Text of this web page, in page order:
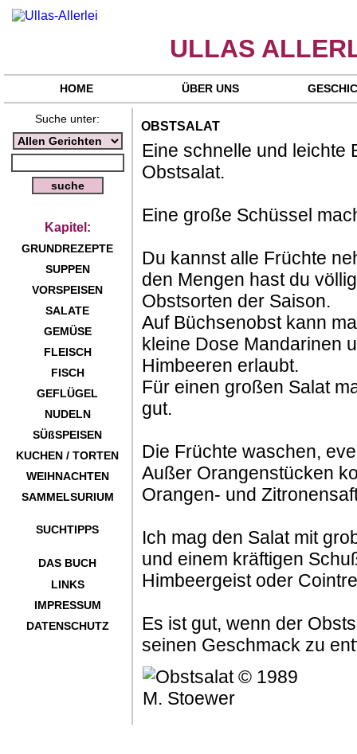
ULLAS
HOME ÜBER UNS
Suche unter:
Kapitel:
GRUNDREZEPTE
SUPPEN
VORSPEISEN
SALATE
GEMÜSE
FLEISCH
FISCH
GEFLÜGEL
NUDELN
SÜßSPEISEN
KUCHEN / TORTEN
WEIHNACHTEN
SAMMELSURIUM
SUCHTIPPS
DAS BUCH
LINKS
IMPRESSUM
DATENSCHUTZ
OBSTSALAT
Eine schnelle und leichte
Obstsalat.
Eine große Schüssel
Du kannst alle Früchte
den Mengen hast du
Obstsorten der Saison.
Auf Büchsenobst kann
kleine Dose Mandarinen
Himbeeren erlaubt.
Für einen großen Salat
gut.
Die Früchte waschen,
Außer Orangenstücken
Orangen- und
Ich mag den Salat mit
und einem kräftigen
Himbeergeist oder
Es ist gut, wenn der
seinen Geschmack zu